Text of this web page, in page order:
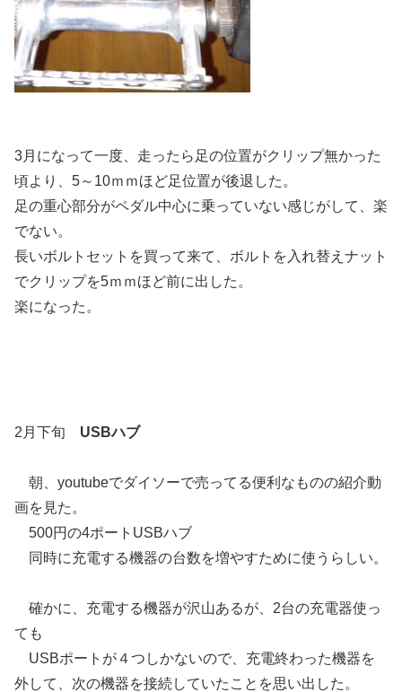
3月になって一度、走ったら足の位置がクリップ無かった
頃より、5～10ｍｍほど足位置が後退した。
足の重心部分がペダル中心に乗っていない感じがして、楽
でない。
長いボルトセットを買って来て、ボルトを入れ替えナット
でクリップを5ｍｍほど前に出した。
楽になった。
2月下旬 USBハブ
朝、youtubeでダイソーで売ってる便利なものの紹介動
画を見た。
500円の4ポートUSBハブ
同時に充電する機器の台数を増やすために使うらしい。
確かに、充電する機器が沢山あるが、2台の充電器使っ
ても
USBポートが４つしかないので、充電終わった機器を
外して、次の機器を接続していたことを思い出した。